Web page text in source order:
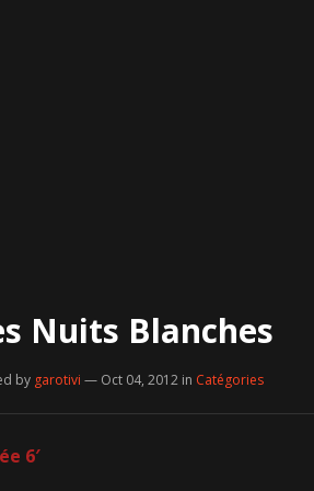
Nuits Blanches
by garotivi — Oct 04, 2012 in Catégories
6′